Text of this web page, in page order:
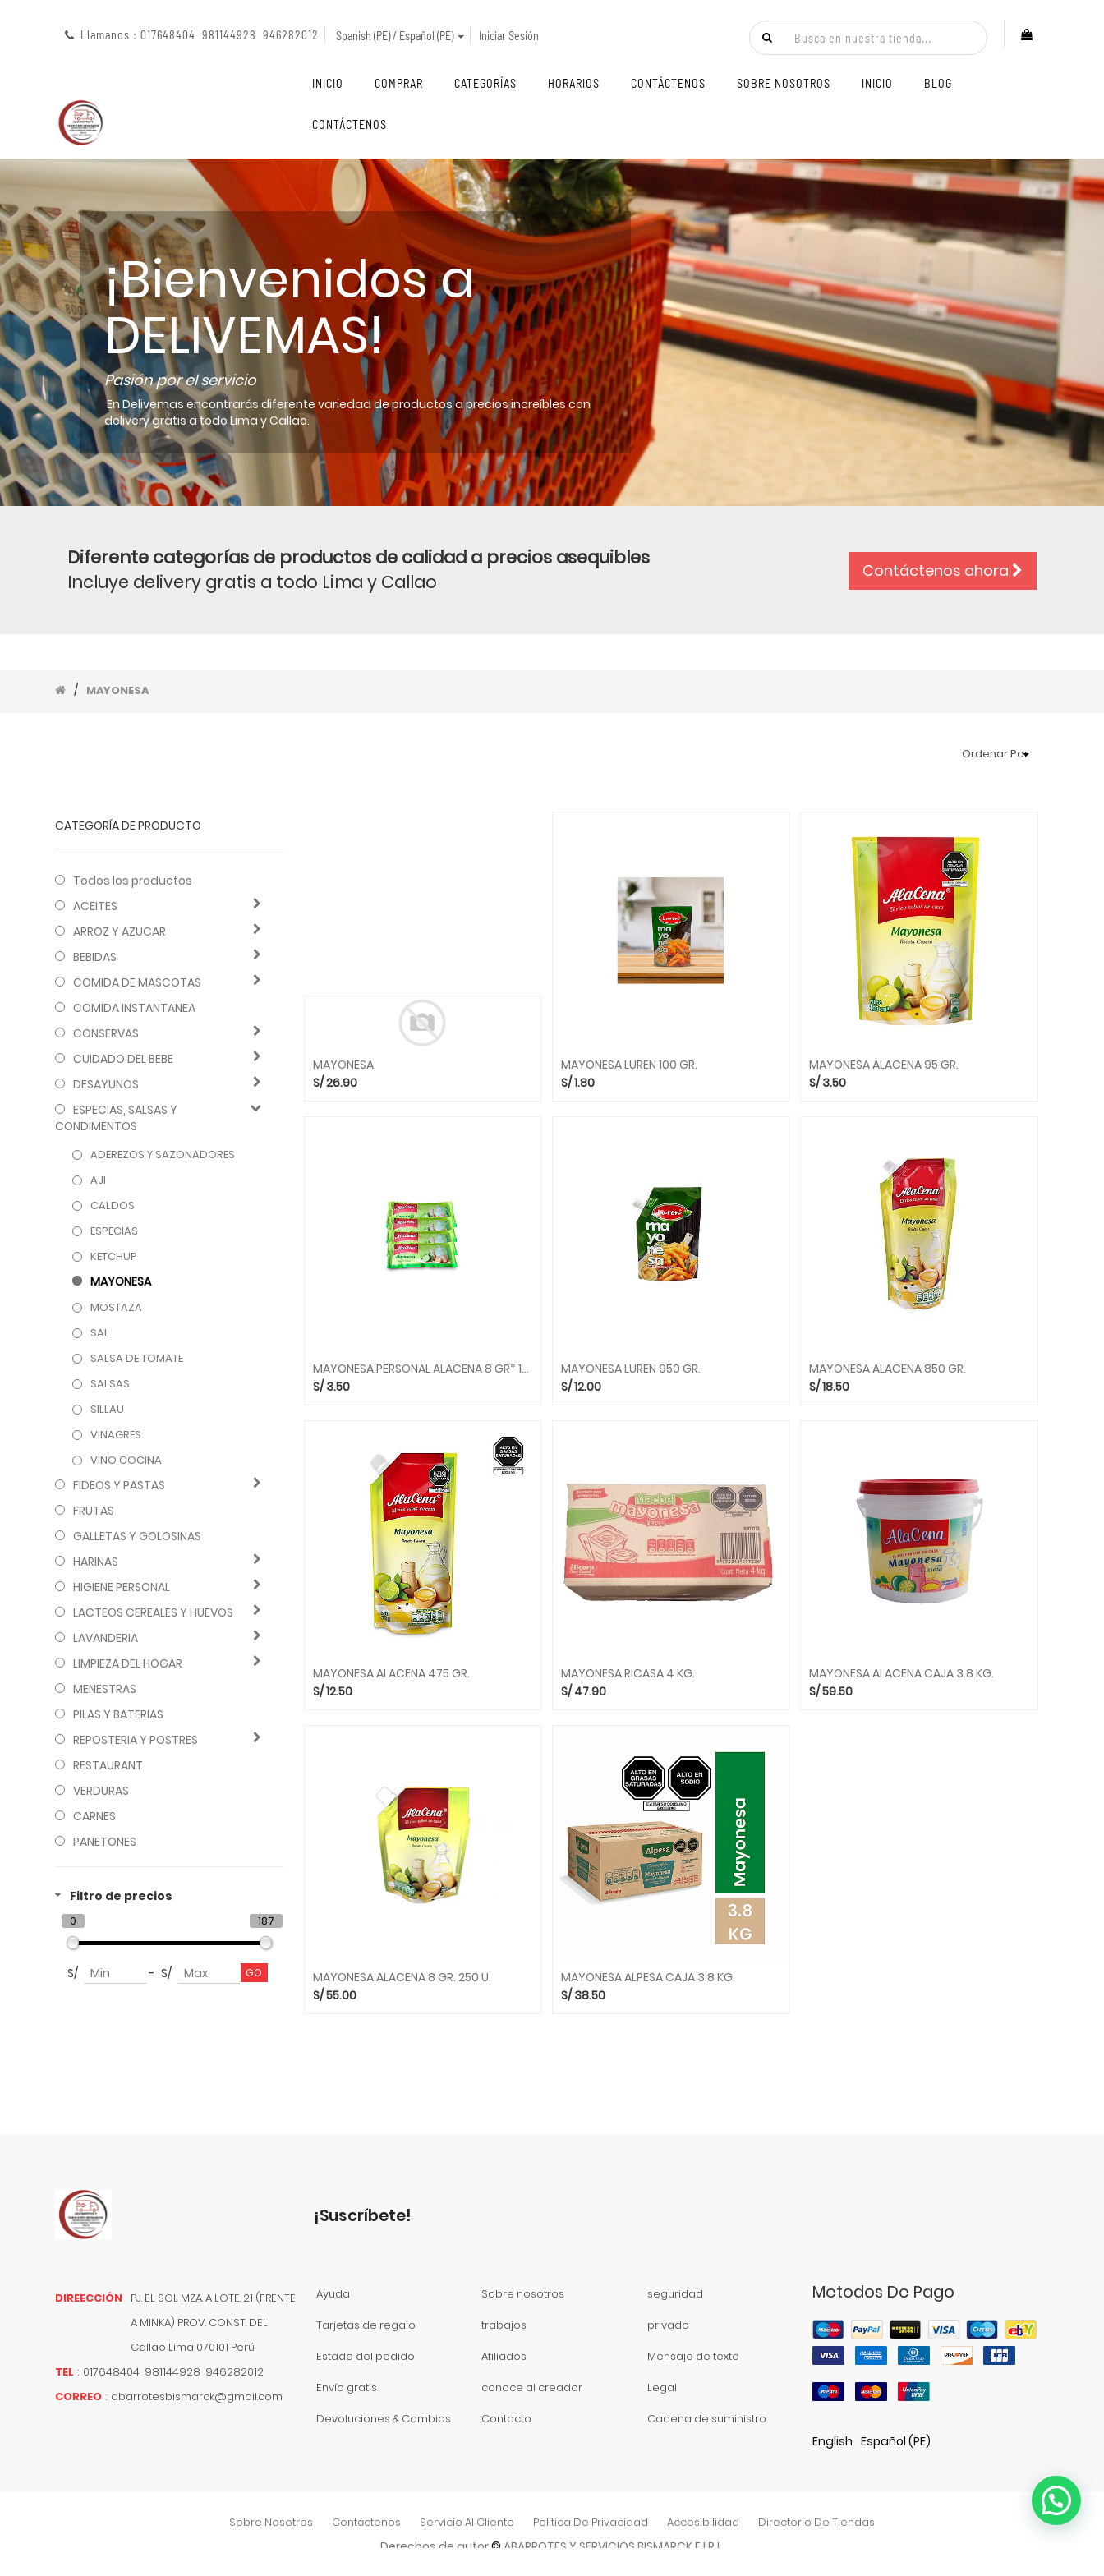
Llamanos : 017648404 981144928 946282012 Spanish (PE) / Español (PE) Iniciar Sesión
INICIO COMPRAR CATEGORÍAS HORARIOS CONTÁCTENOS SOBRE NOSOTROS INICIO BLOG
CONTÁCTENOS
¡Bienvenidos a
DELIVEMAS!
Pasión por el servicio
En Delivemas encontrarás diferente variedad de productos a precios increíbles con
delivery gratis a todo Lima y Callao.
Diferente categorías de productos de calidad a precios asequibles
Incluye delivery gratis a todo Lima y Callao
Contáctenos ahora
/ MAYONESA
Ordenar Por
CATEGORÍA DE PRODUCTO
Todos los productos
ACEITES
ARROZ Y AZUCAR
BEBIDAS
COMIDA DE MASCOTAS
COMIDA INSTANTANEA
CONSERVAS
CUIDADO DEL BEBE
DESAYUNOS
ESPECIAS, SALSAS Y
CONDIMENTOS
ADEREZOS Y SAZONADORES
AJI
CALDOS
ESPECIAS
KETCHUP
MAYONESA
MOSTAZA
SAL
SALSA DE TOMATE
SALSAS
SILLAU
VINAGRES
VINO COCINA
FIDEOS Y PASTAS
FRUTAS
GALLETAS Y GOLOSINAS
HARINAS
HIGIENE PERSONAL
LACTEOS CEREALES Y HUEVOS
LAVANDERIA
LIMPIEZA DEL HOGAR
MENESTRAS
PILAS Y BATERIAS
REPOSTERIA Y POSTRES
RESTAURANT
VERDURAS
CARNES
PANETONES
Filtro de precios
0 187
S/ - S/
MAYONESA
S/26.90
MAYONESA LUREN 100 GR.
S/1.80
MAYONESA ALACENA 95 GR.
S/3.50
MAYONESA PERSONAL ALACENA 8 GR* 12 UND.
S/ 3.50
MAYONESA LUREN 950 GR.
S/12.00
MAYONESA ALACENA 850 GR.
S/18.50
MAYONESA ALACENA 475 GR.
S/12.50
MAYONESA RICASA 4 KG.
S/47.90
MAYONESA ALACENA CAJA 3.8 KG.
S/59.50
MAYONESA ALACENA 8 GR. 250 U.
S/55.00
MAYONESA ALPESA CAJA 3.8 KG.
S/38.50
¡suscríbete!
DIREECCIÓN PJ. EL SOL MZA. A LOTE. 21 (FRENTE
A MINKA) PROV. CONST. DEL
Callao Lima 070101 Perú
TEL : 017648404 981144928 946282012
CORREO : abarrotesbismarck@gmail.com
Ayuda
Tarjetas de regalo
Estado del pedido
Envío gratis
Devoluciones & Cambios
Sobre nosotros
trabajos
Afiliados
conoce al creador
Contacto
seguridad
privado
Mensaje de texto
Legal
Cadena de suministro
Metodos De Pago
English Español (PE)
Sobre Nosotros Contáctenos Servicio Al Cliente Política De Privacidad Accesibilidad Directorio De Tiendas
Derechos de autor© ABARROTES Y SERVICIOS BISMARCK E.I.R.L.